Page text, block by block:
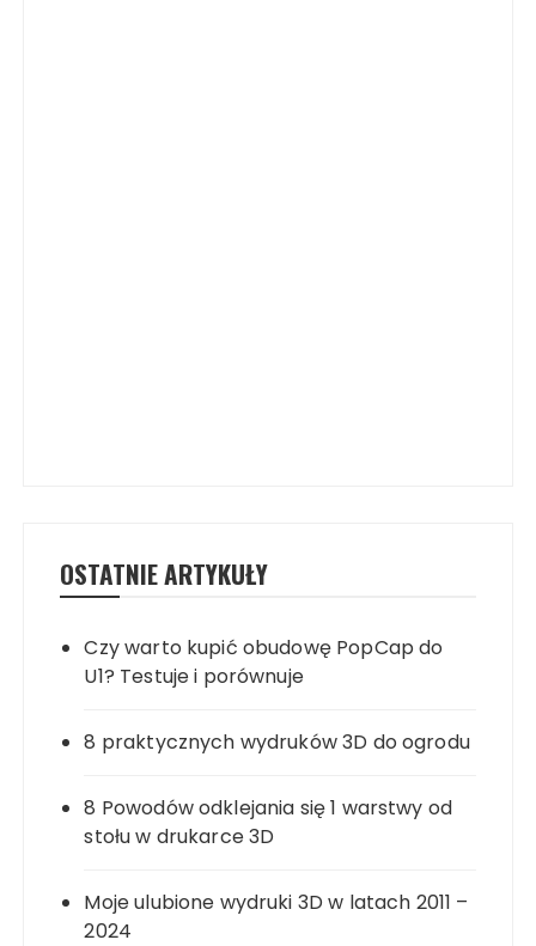
OSTATNIE ARTYKUŁY
Czy warto kupić obudowę PopCap do
U1? Testuje i porównuje
8 praktycznych wydruków 3D do ogrodu
8 Powodów odklejania się 1 warstwy od
stołu w drukarce 3D
Moje ulubione wydruki 3D w latach 2011 –
2024